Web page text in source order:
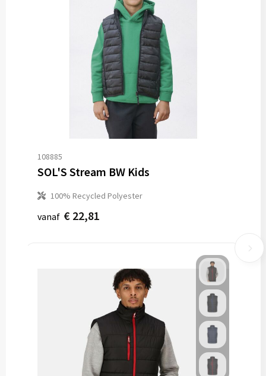
108885
SOL'S Stream BW Kids
100% Recycled Polyester
vanaf € 22,81